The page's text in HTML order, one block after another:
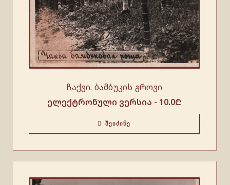
ჩაქვი. ბამბუკის გროვი
ელექტრონული ვერსია - 10.0₾
ᲨᲔᲘᲫᲘᲜᲔ